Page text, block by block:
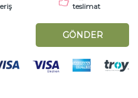
teslimat
GÖNDER